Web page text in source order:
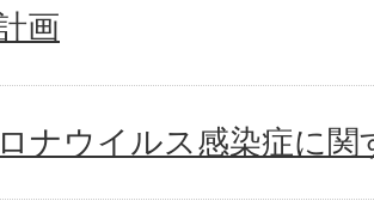
画
ナウイルス感染症に関